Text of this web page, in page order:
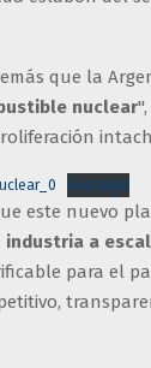
que la
nuclear
Descarga
este nuevo
industria a
para el